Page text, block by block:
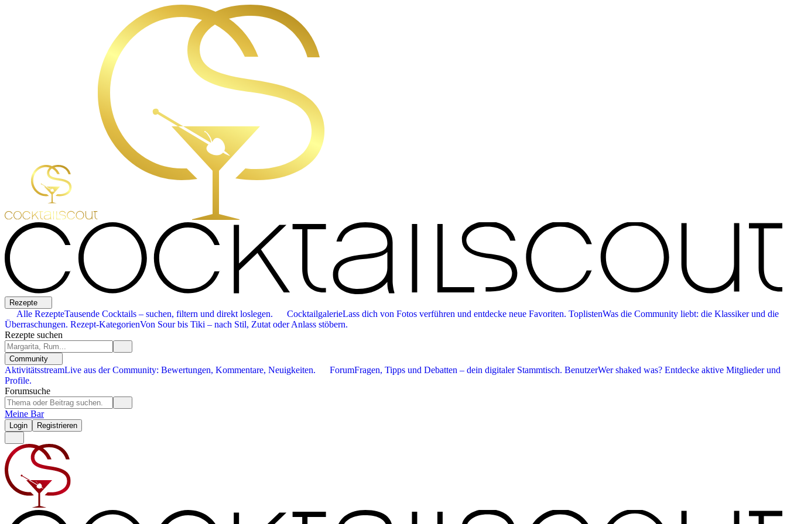
Rezepte
Alle RezepteTausende Cocktails – suchen, filtern und direkt loslegen. CocktailgalerieLass dich von Fotos verführen und entdecke neue Favoriten. ToplistenWas die Community liebt: die Klassiker und die
Überraschungen. Rezept-KategorienVon Sour bis Tiki – nach Stil, Zutat oder Anlass stöbern.
Rezepte suchen
Community
AktivitätsstreamLive aus der Community: Bewertungen, Kommentare, Neuigkeiten. ForumFragen, Tipps und Debatten – dein digitaler Stammtisch. BenutzerWer shaked was? Entdecke aktive Mitglieder und
Profile.
Forumsuche
Meine Bar
Login Registrieren